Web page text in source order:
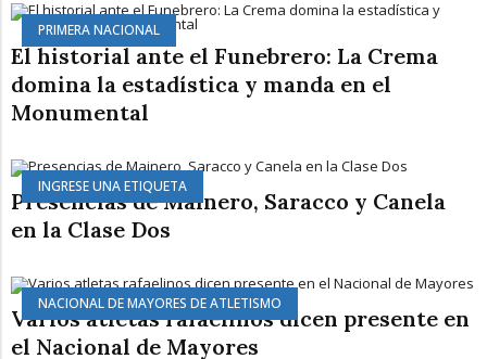
PRIMERA NACIONAL
El historial ante el Funebrero: La Crema
domina la estadística y manda en el
Monumental
INGRESE UNA ETIQUETA
Presencias de Mainero, Saracco y Canela
en la Clase Dos
NACIONAL DE MAYORES DE ATLETISMO
Varios atletas rafaelinos dicen presente en
el Nacional de Mayores